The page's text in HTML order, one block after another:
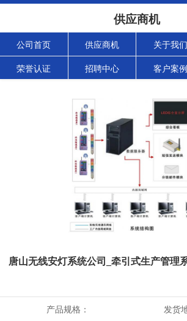
供应商机
公司首页 供应商机 关于我们
荣誉认证 招聘中心 客户案例
唐山无线安灯系统公司_牵引式生产管理
产品规格： 发货